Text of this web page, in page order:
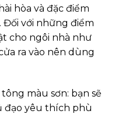
hòa và đặc điểm
Đối với những điểm
cho ngôi nhà như
ra vào nên dùng
màu sơn: bạn sẽ
đạo yêu thích phù